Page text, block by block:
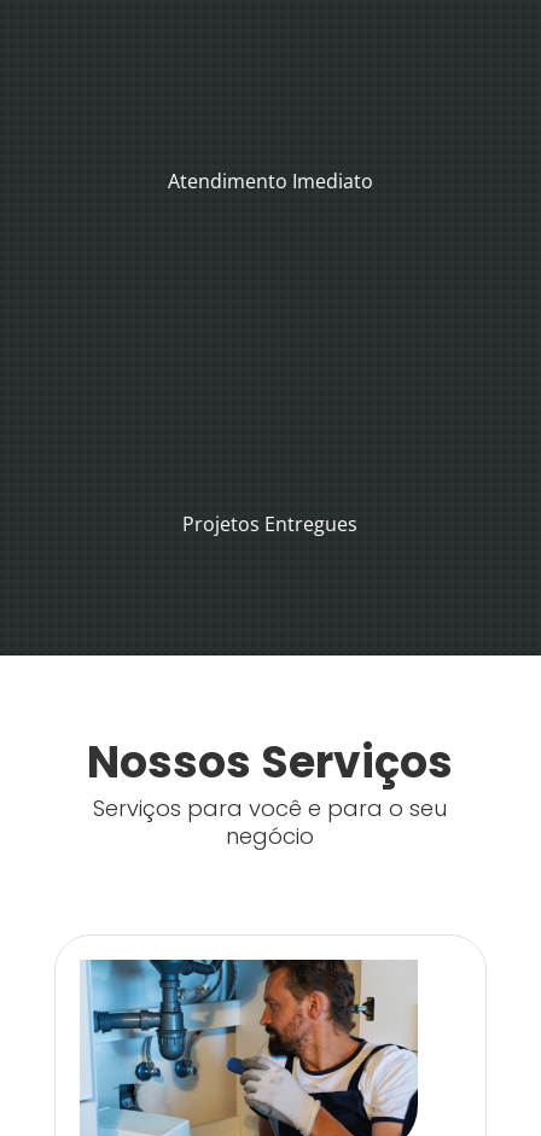
Atendimento Imediato
Projetos Entregues
Nossos Serviços
Serviços para você e para o seu
negócio